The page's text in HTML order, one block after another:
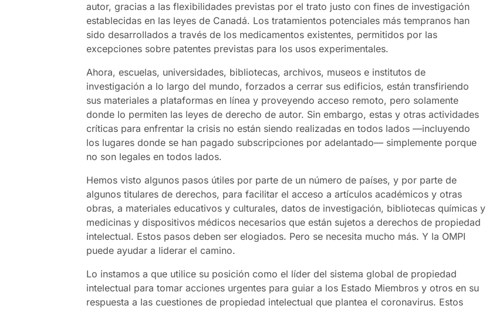
autor, gracias a las flexibilidades previstas por el trato justo con fines de investigación
establecidas en las leyes de Canadá. Los tratamientos potenciales más tempranos han
sido desarrollados a través de los medicamentos existentes, permitidos por las
excepciones sobre patentes previstas para los usos experimentales.
Ahora, escuelas, universidades, bibliotecas, archivos, museos e institutos de
investigación a lo largo del mundo, forzados a cerrar sus edificios, están transfiriendo
sus materiales a plataformas en línea y proveyendo acceso remoto, pero solamente
donde lo permiten las leyes de derecho de autor. Sin embargo, estas y otras actividades
críticas para enfrentar la crisis no están siendo realizadas en todos lados ―incluyendo
los lugares donde se han pagado subscripciones por adelantado― simplemente porque
no son legales en todos lados.
Hemos visto algunos pasos útiles por parte de un número de países, y por parte de
algunos titulares de derechos, para facilitar el acceso a artículos académicos y otras
obras, a materiales educativos y culturales, datos de investigación, bibliotecas químicas y
medicinas y dispositivos médicos necesarios que están sujetos a derechos de propiedad
intelectual. Estos pasos deben ser elogiados. Pero se necesita mucho más. Y la OMPI
puede ayudar a liderar el camino.
Lo instamos a que utilice su posición como el líder del sistema global de propiedad
intelectual para tomar acciones urgentes para guiar a los Estado Miembros y otros en su
respuesta a las cuestiones de propiedad intelectual que plantea el coronavirus. Estos